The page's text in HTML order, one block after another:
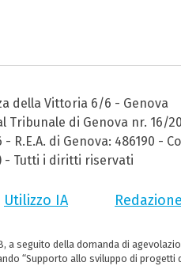
della Vittoria 6/6 - Genova
di Genova nr. 16/
di Genova: 486190 -
- Tutti i diritti riservati
Utilizzo IA Redazione
a seguito della domanda di
“Supporto allo sviluppo di